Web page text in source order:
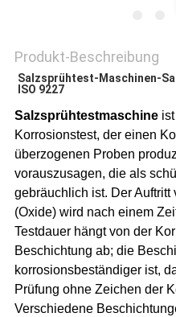
Produkt-Beschreibung
Salzsprühtest-Maschinen-
ISO 9227
Salzsprühtestmaschineist
Korrosionstest, der einen
überzogenen Proben
vorauszusagen, die als
gebräuchlich ist. Der
(Oxide) wird nach einem
Testdauer hängt von der
Beschichtung ab; die
korrosionsbeständiger ist,
Prüfung ohne Zeichen der
Verschiedene